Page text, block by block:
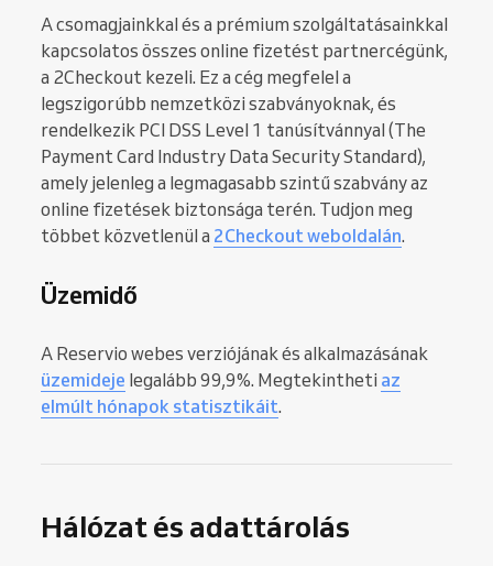
A csomagjainkkal és a prémium szolgáltatásainkkal
kapcsolatos összes online fizetést partnercégünk,
a 2Checkout kezeli. Ez a cég megfelel a
legszigorúbb nemzetközi szabványoknak, és
rendelkezik PCI DSS Level 1 tanúsítvánnyal (The
Payment Card Industry Data Security Standard),
amely jelenleg a legmagasabb szintű szabvány az
online fizetések biztonsága terén. Tudjon meg
többet közvetlenül a 2Checkout weboldalán.
Üzemidő
A Reservio webes verziójának és alkalmazásának
üzemideje legalább 99,9%. Megtekintheti az
elmúlt hónapok statisztikáit.
Hálózat és adattárolás